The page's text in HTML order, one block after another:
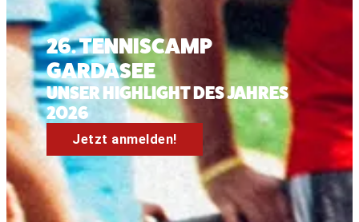
26. TENNISCAMP
GARDASEE
UNSER HIGHLIGHT DES JAHRES
2026
Jetzt anmelden!